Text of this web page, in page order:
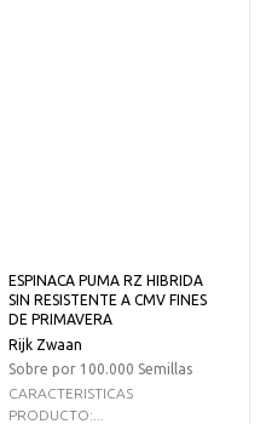
ESPINACA PUMA RZ HIBRIDA
SIN RESISTENTE A CMV FINES
DE PRIMAVERA
Rijk Zwaan
Sobre por 100.000 Semillas
CARACTERISTICAS
PRODUCTO:...